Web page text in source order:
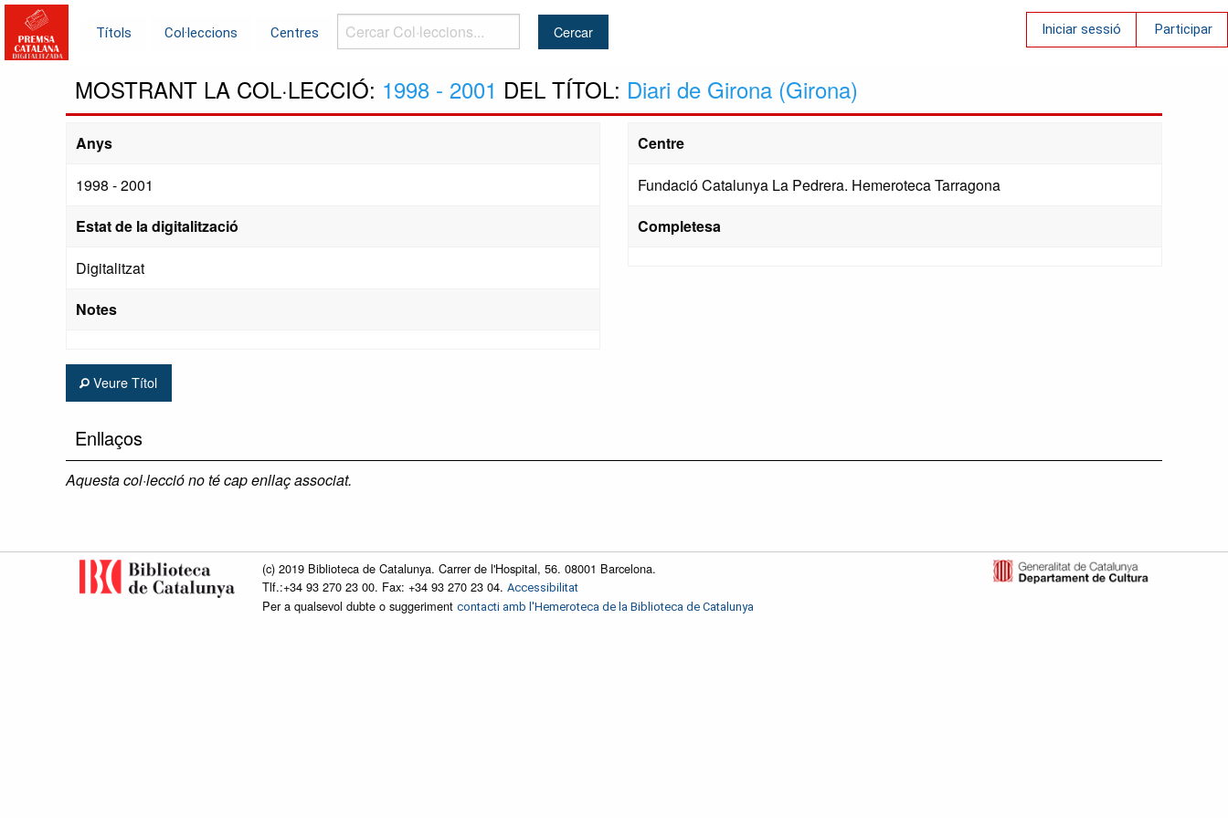
Títols Col·leccions Centres
Cercar
Col·leccions...
Iniciar sessió Participar
MOSTRANT LA COL·LECCIÓ: 1998 - 2001 DEL TÍTOL: Diari de Girona (Girona)
Anys
1998 - 2001
Estat de la digitalització
Digitalitzat
Notes
Centre
Fundació Catalunya La Pedrera. Hemeroteca Tarragona
Completesa
Veure Títol
Enllaços
Aquesta col·lecció no té cap enllaç associat.
(c) 2019 Biblioteca de Catalunya. Carrer de l'Hospital, 56. 08001 Barcelona.
Tlf.:+34 93 270 23 00. Fax: +34 93 270 23 04. Accessibilitat
Per a qualsevol dubte o suggeriment contacti amb l'Hemeroteca de la Biblioteca de Catalunya